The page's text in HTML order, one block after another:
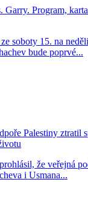
Program,
soboty 15. na
bude poprvé...
Palestiny ztratil
že veřejná
i Usmana...